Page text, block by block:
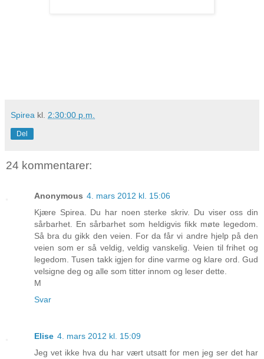
Spirea kl. 2:30:00 p.m.
Del
24 kommentarer:
Anonymous 4. mars 2012 kl. 15:06
Kjære Spirea. Du har noen sterke skriv. Du viser oss din
sårbarhet. En sårbarhet som heldigvis fikk møte legedom.
Så bra du gikk den veien. For da får vi andre hjelp på den
veien som er så veldig, veldig vanskelig. Veien til frihet og
legedom. Tusen takk igjen for dine varme og klare ord. Gud
velsigne deg og alle som titter innom og leser dette.
M
Svar
Elise 4. mars 2012 kl. 15:09
Jeg vet ikke hva du har vært utsatt for men jeg ser det har